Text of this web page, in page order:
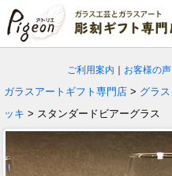
ご利用案内 お客様の声
ガラスアートギフト専門店 > グラス
ッキ > スタンダードビアーグラス